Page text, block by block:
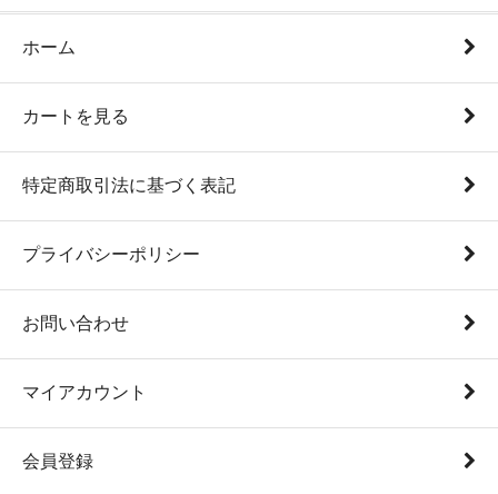
ホーム
カートを見る
特定商取引法に基づく表記
プライバシーポリシー
お問い合わせ
マイアカウント
会員登録